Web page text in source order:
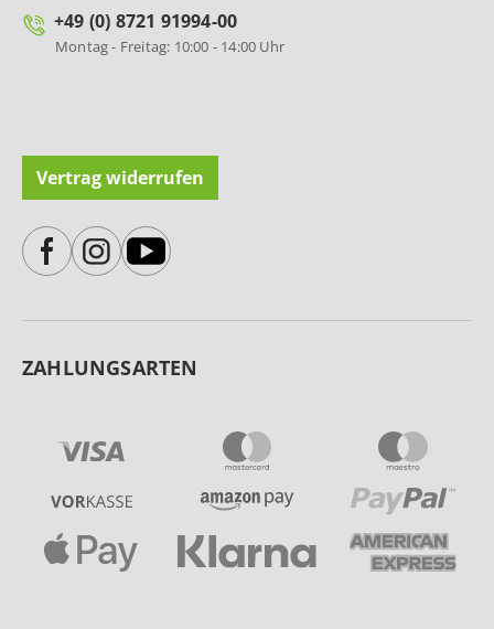
+49 (0) 8721 91994-00
Montag - Freitag: 10:00 - 14:00 Uhr
Vertrag widerrufen
ZAHLUNGSARTEN